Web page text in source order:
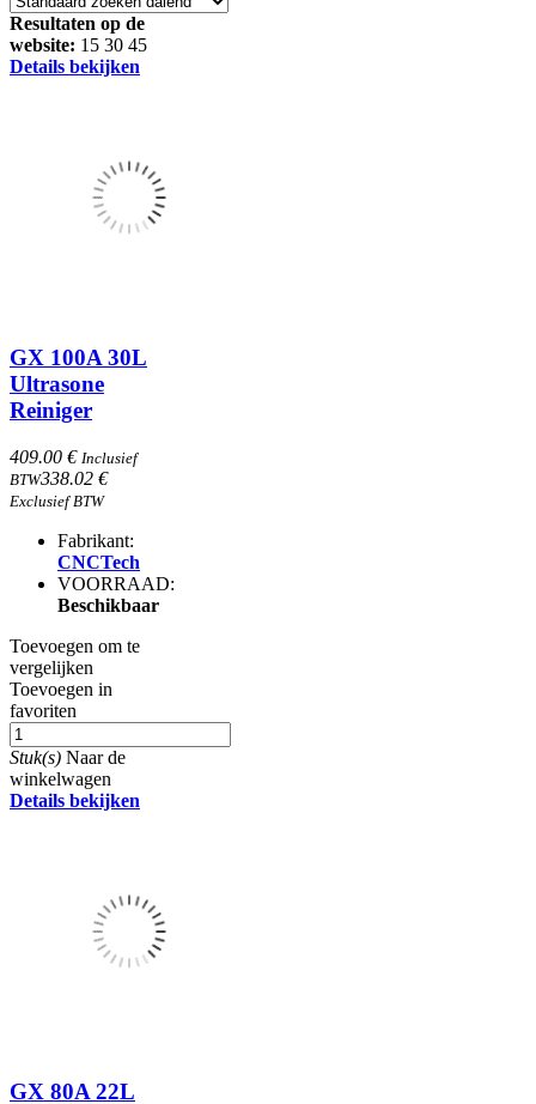
Resultaten op de
website: 15 30 45
Details bekijken
GX 100A 30L
Ultrasone
Reiniger
409.00 € Inclusief
BTW338.02 €
Exclusief BTW
Fabrikant:
CNCTech
VOORRAAD:
Beschikbaar
Toevoegen om te
vergelijken
Toevoegen in
favoriten
Stuk(s) Naar de
winkelwagen
Details bekijken
GX 80A 22L